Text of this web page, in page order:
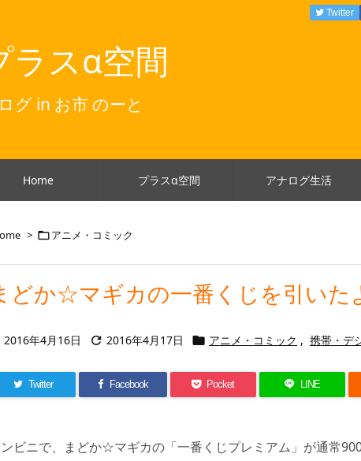
ラスα空間
グ in お市 のーと
Home プラスα空間 アナログ生活
Twitter
> アニメ・コミック
どか☆マギカの一番くじを引いた
2016年4月16日  2016年4月17日  アニメ・コミック , 携帯・デ
Twitter Facebook Pocket LINE
ビニで、まどか☆マギカの「一番くじプレミアム」が通常